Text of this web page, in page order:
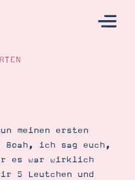
meinen ersten
Boah, ich sag euch,
es war wirklich
5 Leutchen und